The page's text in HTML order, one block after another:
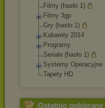
Filmy (hasło 1)
Filmy 3gp
Gry (hasło 1)
Kabarety 2014
Programy
Seriale (hasło 1)
Systemy Operacyjne
Tapety HD
Ostatnio pobierane